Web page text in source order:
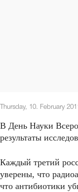
Thursday, 10. February
В День Науки
результаты
Каждый третий
уверены, что
что антибиотики